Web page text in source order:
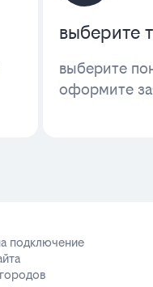
выберите
выберите
оформите
подключение